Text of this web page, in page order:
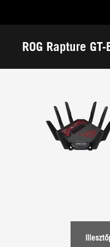
Accessibility links
ROG Rapture
Támogatás